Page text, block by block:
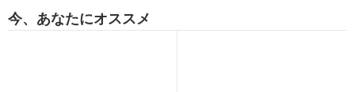
今、あなたにオススメ